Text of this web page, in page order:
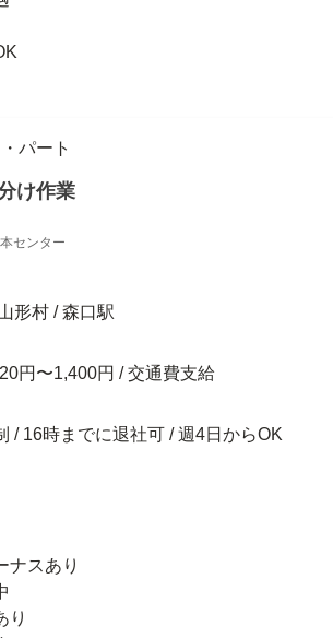
パート
け作業
センター
形村 / 森口駅
円〜1,400円 / 交通費支給
/ 16時までに退社可 / 週4日からOK
ナスあり
り